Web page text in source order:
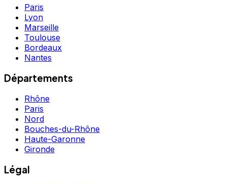
Paris
Lyon
Marseille
Toulouse
Bordeaux
Nantes
Départements
Rhône
Paris
Nord
Bouches-du-Rhône
Haute-Garonne
Gironde
Légal